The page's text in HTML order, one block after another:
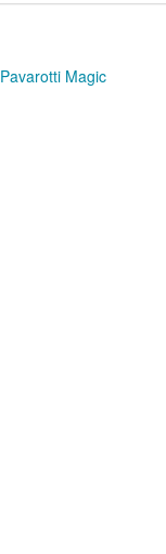
Pavarotti Magic